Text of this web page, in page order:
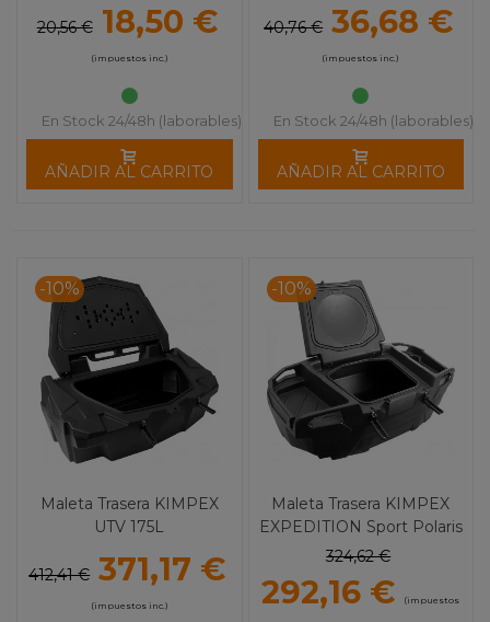
20,56 € 18,50 €
(impuestos inc.)
En Stock 24/48h (laborables)
AÑADIR AL CARRITO
40,76 € 36,68 €
(impuestos inc.)
En Stock 24/48h (laborables)
AÑADIR AL CARRITO
-10%
Maleta Trasera KIMPEX
UTV 175L
412,41 € 371,17 €
(impuestos inc.)
-10%
Maleta Trasera KIMPEX
EXPEDITION Sport Polaris
RZR 900/1000
324,62 €
292,16 € (impuestos